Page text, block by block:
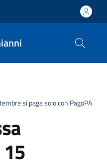
si paga solo con PagoPA